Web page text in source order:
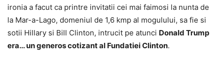
ironia a facut ca printre invitatii cei mai faimosi la nunta de
la Mar-a-Lago, domeniul de 1,6 kmp al mogulului, sa fie si
sotii Hillary si Bill Clinton, intrucit pe atunci Donald Trump
era… un generos cotizant al Fundatiei Clinton.